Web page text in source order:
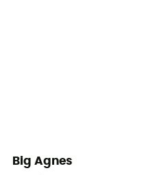
Big Agnes